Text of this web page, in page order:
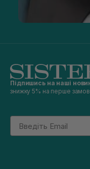
Підпишись на наші
знижку 5% на перше
Email